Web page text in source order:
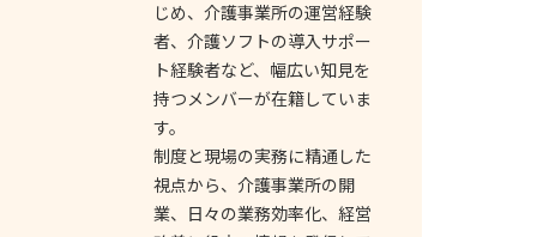
じめ、介護事業所の運営経験
者、介護ソフトの導入サポー
ト経験者など、幅広い知見を
持つメンバーが在籍していま
す。
制度と現場の実務に精通した
視点から、介護事業所の開
業、日々の業務効率化、経営